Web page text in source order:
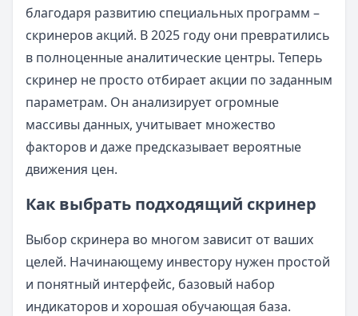
благодаря развитию специальных программ –
скринеров акций. В 2025 году они превратились
в полноценные аналитические центры. Теперь
скринер не просто отбирает акции по заданным
параметрам. Он анализирует огромные
массивы данных, учитывает множество
факторов и даже предсказывает вероятные
движения цен.
Как выбрать подходящий скринер
Выбор скринера во многом зависит от ваших
целей. Начинающему инвестору нужен простой
и понятный интерфейс, базовый набор
индикаторов и хорошая обучающая база.